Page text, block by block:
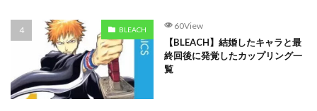
BLEACH 60View
【BLEACH】結婚したキャラと最
終回後に発覚したカップリング一
覧